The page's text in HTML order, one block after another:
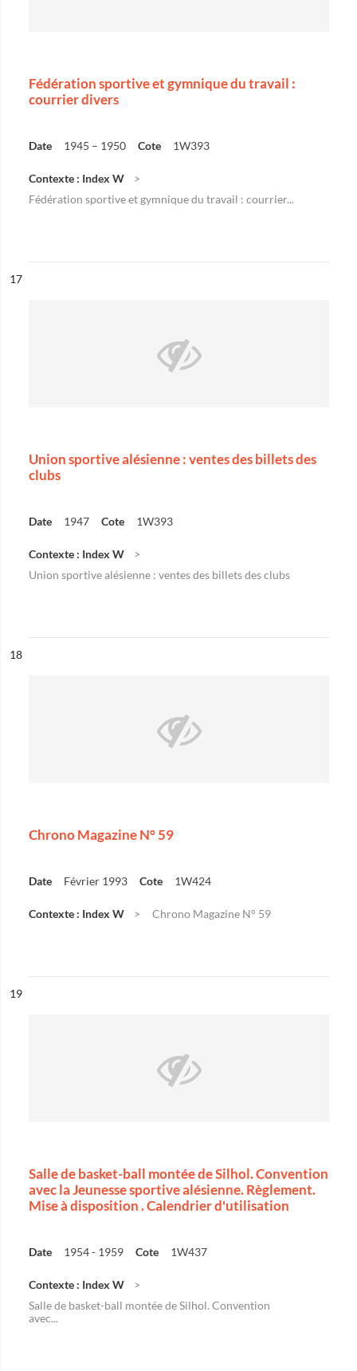
Fédération sportive et gymnique du travail :
courrier divers
Date 1945 – 1950 Cote 1W393
Contexte : Index W
Fédération sportive et gymnique du travail : courrier...
n°
17
Union sportive alésienne : ventes des billets des
clubs
Date 1947 Cote 1W393
Contexte : Index W
Union sportive alésienne : ventes des billets des clubs
n°
18
Chrono Magazine N° 59
Date Février 1993 Cote 1W424
Contexte : Index W Chrono Magazine N° 59
n°
19
Salle de basket-ball montée de Silhol. Convention
avec la Jeunesse sportive alésienne. Règlement.
Mise à disposition . Calendrier d'utilisation
Date 1954 - 1959 Cote 1W437
Contexte : Index W
Salle de basket-ball montée de Silhol. Convention
avec...